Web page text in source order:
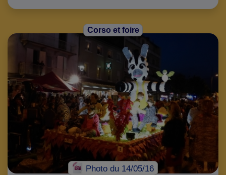
Corso et foire
Photo du 14/05/16